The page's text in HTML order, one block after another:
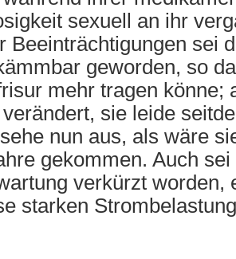
sexuell an ihr
Beeinträchtigungen sei
geworden, so
mehr tragen könne;
verändert, sie leide
nun aus, als wäre
gekommen. Auch sei
verkürzt worden,
starken